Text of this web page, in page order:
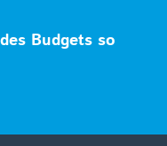
Budgets so